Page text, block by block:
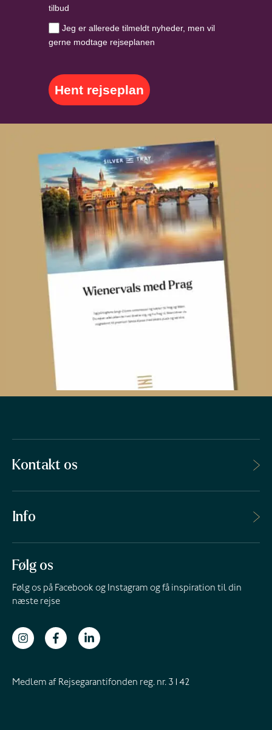
tilbud
Jeg er allerede tilmeldt nyheder, men vil
gerne modtage rejseplanen
Hent rejseplan
Kontakt os
Info
Følg os
Følg os på Facebook og Instagram og få inspiration til din
næste rejse
Medlem af Rejsegarantifonden reg. nr. 3142